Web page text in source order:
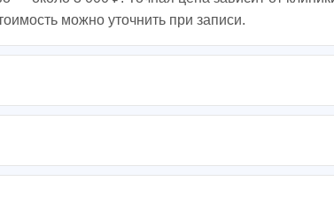
можно уточнить при записи.